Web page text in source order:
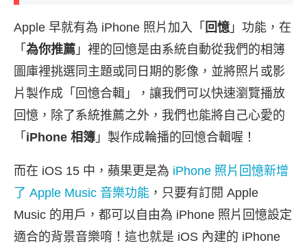
Apple 早就有為 iPhone 照片加入「 回憶 」功能，在
「 為你推薦 」裡的回憶是由系統自動從我們的相簿
圖庫裡挑選同主題或同日期的影像，並將照片或影
片製作成「回憶合輯」，讓我們可以快速瀏覽播放
回憶，除了系統推薦之外，我們也能將自己心愛的
「 iPhone 相簿 」製作成輪播的回憶合輯喔！
而在 iOS 15 中，蘋果更是為 iPhone 照片回憶新增
了 Apple Music 音樂功能 ，只要有訂閱 Apple
Music 的用戶，都可以自由為 iPhone 照片回憶設定
適合的背景音樂唷！這也就是 iOS 內建的 iPhone